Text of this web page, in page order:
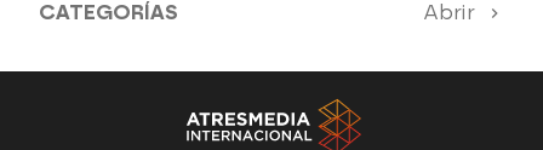
CATEGORÍAS Abrir
Antena 3 Noticias El Hormiguero
Tu cara me suena Pasapalabra